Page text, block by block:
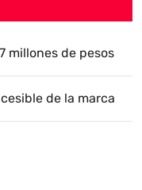
millones de pesos
de la marca